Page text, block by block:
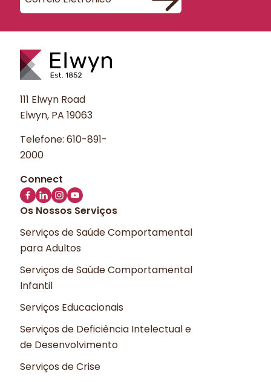
111 Elwyn Road
Elwyn, PA 19063
Telefone: 610-891-
2000
Os Nossos Serviços
Serviços de Saúde Comportamental
para Adultos
Serviços de Saúde Comportamental
Infantil
Serviços Educacionais
Serviços de Deficiência Intelectual e
de Desenvolvimento
Serviços de Crise